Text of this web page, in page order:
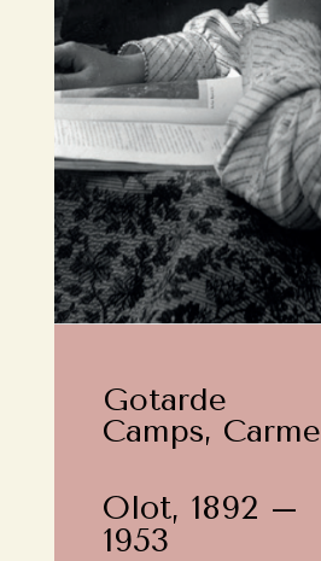
Gotarde
Camps, Carme
Olot, 1892 –
1953